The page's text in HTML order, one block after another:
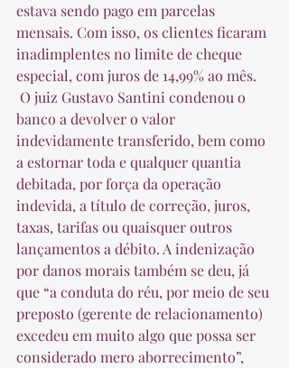
estava sendo pago em parcelas
mensais. Com isso, os clientes ficaram
inadimplentes no limite de cheque
especial, com juros de 14,99% ao mês.
banco a devolver o valor
indevidamente transferido, bem como
a estornar toda e qualquer quantia
debitada, por força da operação
indevida, a título de correção, juros,
taxas, tarifas ou quaisquer outros
lançamentos a débito. A indenização
por danos morais também se deu, já
que “a conduta do réu, por meio de seu
preposto (gerente de relacionamento)
excedeu em muito algo que possa ser
considerado mero aborrecimento”,